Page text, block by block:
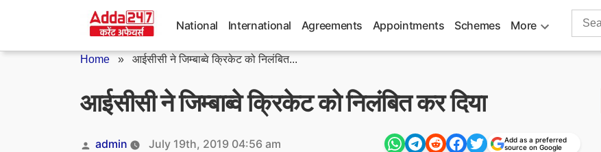
National International Agreements Appointments Schemes More
Search
Home » आईसीसी ने जिम्बाब्वे क्रिकेट को निलंबित...
आईसीसी ने जिम्बाब्वे क्रिकेट को निलंबित कर दिया
Posted
admin July 19th, 2019 04:56 am
Add as a preferred
source on Google